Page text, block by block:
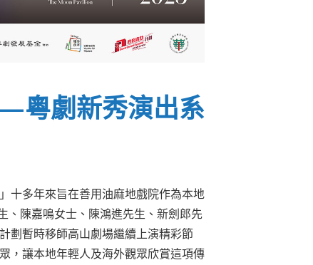
粵劇新秀演出系
十多年來旨在善用油麻地戲院作為本地
、陳嘉鳴女士、陳鴻進先生、新劍郎先
劃暫時移師高山劇場繼續上演精彩節
，讓本地年輕人及海外觀眾欣賞這項傳